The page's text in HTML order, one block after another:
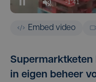
Embed video
Supermarktketen
in eigen beheer